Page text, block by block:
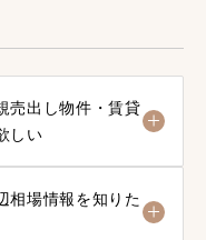
売出し物件・賃貸
しい
相場情報を知りた